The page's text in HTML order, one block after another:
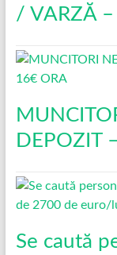
/ VARZĂ
DEPOZIT
Se caută